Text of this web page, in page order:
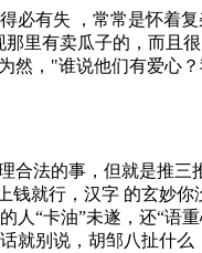
有失 ，常常是怀着
里有卖瓜子的，而且
然，"谁说他们有爱心
法的事，但就是推三
就行，汉字 的玄妙
“卡油”未遂，还“语
就别说，胡邹八扯什